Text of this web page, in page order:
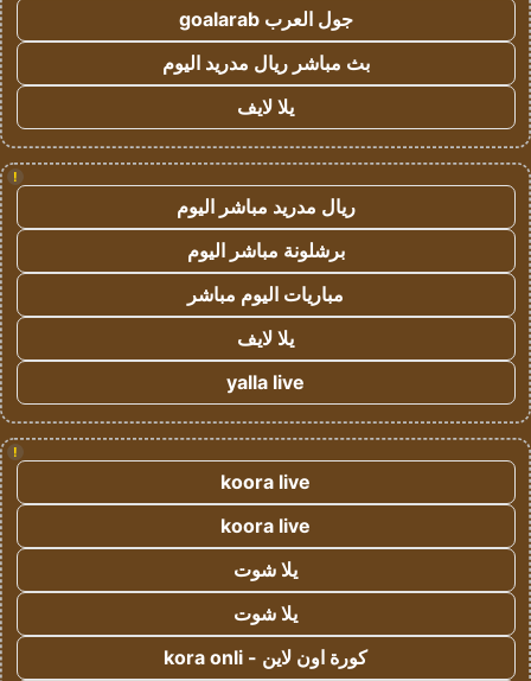
جول العرب goalarab
بث مباشر ريال مدريد اليوم
يلا لايف
!
ريال مدريد مباشر اليوم
برشلونة مباشر اليوم
مباريات اليوم مباشر
يلا لايف
yalla live
!
koora live
koora live
يلا شوت
يلا شوت
كورة اون لاين - kora onli